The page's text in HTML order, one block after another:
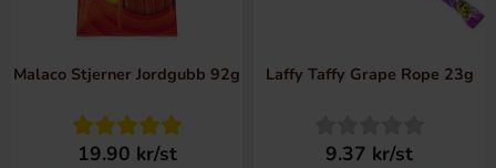
Malaco Stjerner Jordgubb 92g
19.90 kr/st
Laffy Taffy Grape Rope 23g
9.37 kr/st